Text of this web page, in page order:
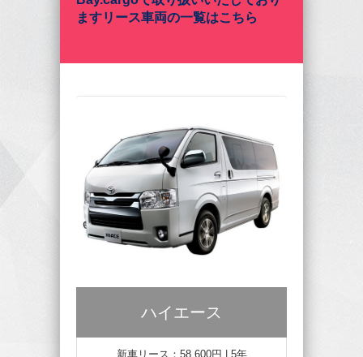
ますリース車両の一覧はこちら
ハイエース
新車リース：58,600円 | 5年